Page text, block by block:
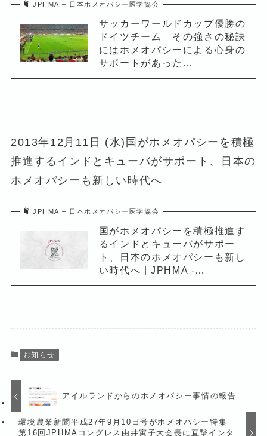
JPHMA – 日本ホメオパシー医学協会
サッカーワールドカップ優勝の
ドイツチーム その強さの秘訣
にはホメオパシーによる心身の
サポートがあった…
2013年12月11日 (水)国がホメオパシーを積極
推進するインドとキューバがサポート、日本の
ホメオパシーも新しい時代へ
JPHMA – 日本ホメオパシー医学協会
国がホメオパシーを積極推進す
るインドとキューバがサポー
ト、日本のホメオパシーも新し
い時代へ | JPHMA -…
お知らせ
アイルランドからのホメオパシー事情の報告
環境農業新聞平成27年9月10日号がホメオパシー特集
第16回JPHMAコングレス由井寅子大会長に直撃インタ